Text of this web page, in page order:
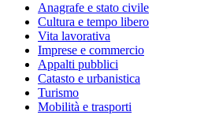
Anagrafe e stato civile
Cultura e tempo libero
Vita lavorativa
Imprese e commercio
Appalti pubblici
Catasto e urbanistica
Turismo
Mobilità e trasporti